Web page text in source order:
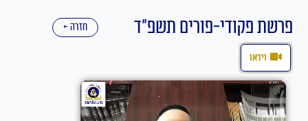
פרשת פקודי-פורים תשפ"ד חזרה ←
וידאו